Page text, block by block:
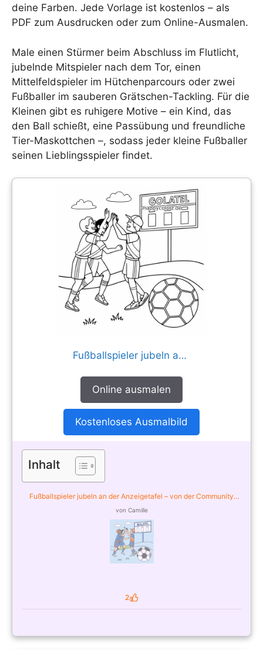
deine Farben. Jede Vorlage ist kostenlos – als
PDF zum Ausdrucken oder zum Online-Ausmalen.
Male einen Stürmer beim Abschluss im Flutlicht,
jubelnde Mitspieler nach dem Tor, einen
Mittelfeldspieler im Hütchenparcours oder zwei
Fußballer im sauberen Grätschen-Tackling. Für die
Kleinen gibt es ruhigere Motive – ein Kind, das
den Ball schießt, eine Passübung und freundliche
Tier-Maskottchen –, sodass jeder kleine Fußballer
seinen Lieblingsspieler findet.
Fußballspieler jubeln an der Anzeigetafel
Online ausmalen
Kostenloses Ausmalbild
Inhalt
Fußballspieler jubeln an der Anzeigetafel – von der Community
von Camille
2
Likes